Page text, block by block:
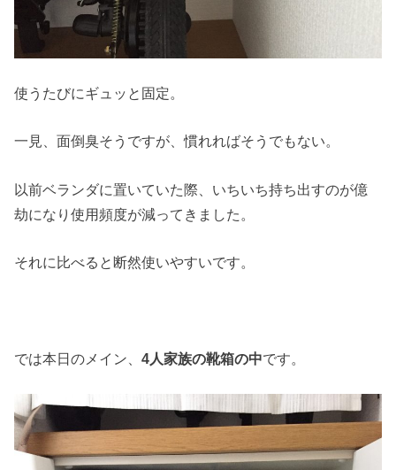
使うたびにギュッと固定。
一見、面倒臭そうですが、慣れればそうでもない。
以前ベランダに置いていた際、いちいち持ち出すのが億
劫になり使用頻度が減ってきました。
それに比べると断然使いやすいです。
では本日のメイン、4人家族の靴箱の中です。